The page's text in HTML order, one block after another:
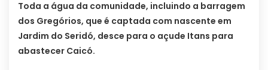
Toda a água da comunidade, incluindo a barragem
dos Gregórios, que é captada com nascente em
Jardim do Seridó, desce para o açude Itans para
abastecer Caicó.